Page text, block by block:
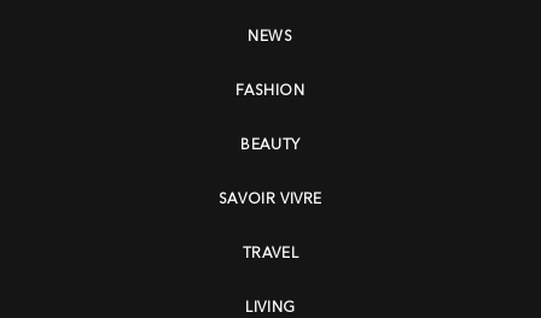
NEWS
FASHION
BEAUTY
SAVOIR VIVRE
TRAVEL
LIVING